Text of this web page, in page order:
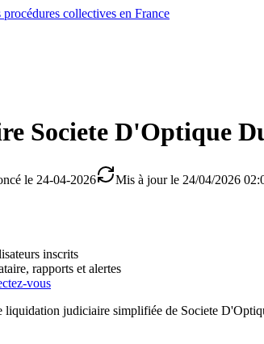
procédures collectives en France
Societe D'Optique
le 24-04-2026 Mis à jour le 24/04/2026
inscrits
rapports et alertes
vous
judiciaire simplifiée de Societe